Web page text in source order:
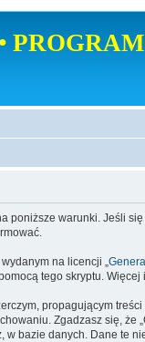
poniższe warunki. Jeśli
wydanym na licencji „
tego skryptu.
propagującym
Zgadzasz się,
bazie danych. Dane te